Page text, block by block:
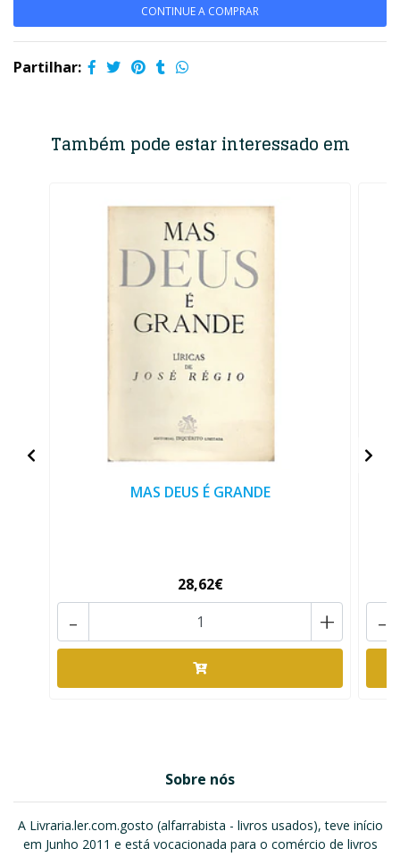
CONTINUE A COMPRAR
Partilhar:
Também pode estar interessado em
MAS DEUS É GRANDE
28,62€
+
- -
Sobre nós
A Livraria.ler.com.gosto (alfarrabista - livros usados), teve início
em Junho 2011 e está vocacionada para o comércio de livros